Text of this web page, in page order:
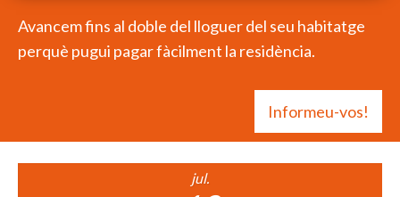
Avancem fins al doble del lloguer del seu habitatge
perquè pugui pagar fàcilment la residència.
Informeu-vos!
jul.